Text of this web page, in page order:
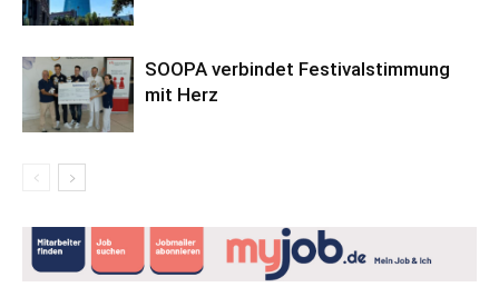
SOOPA verbindet Festivalstimmung
mit Herz